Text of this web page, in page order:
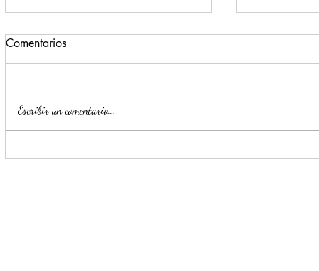
Estrategia Escudo permite
Llama
Comentarios
Escribir un comentario...